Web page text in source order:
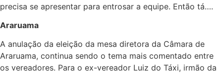
precisa se apresentar para entrosar a equipe. Então tá….
Araruama
A anulação da eleição da mesa diretora da Câmara de
Araruama, continua sendo o tema mais comentado entre
os vereadores. Para o ex-vereador Luiz do Táxi, irmão da